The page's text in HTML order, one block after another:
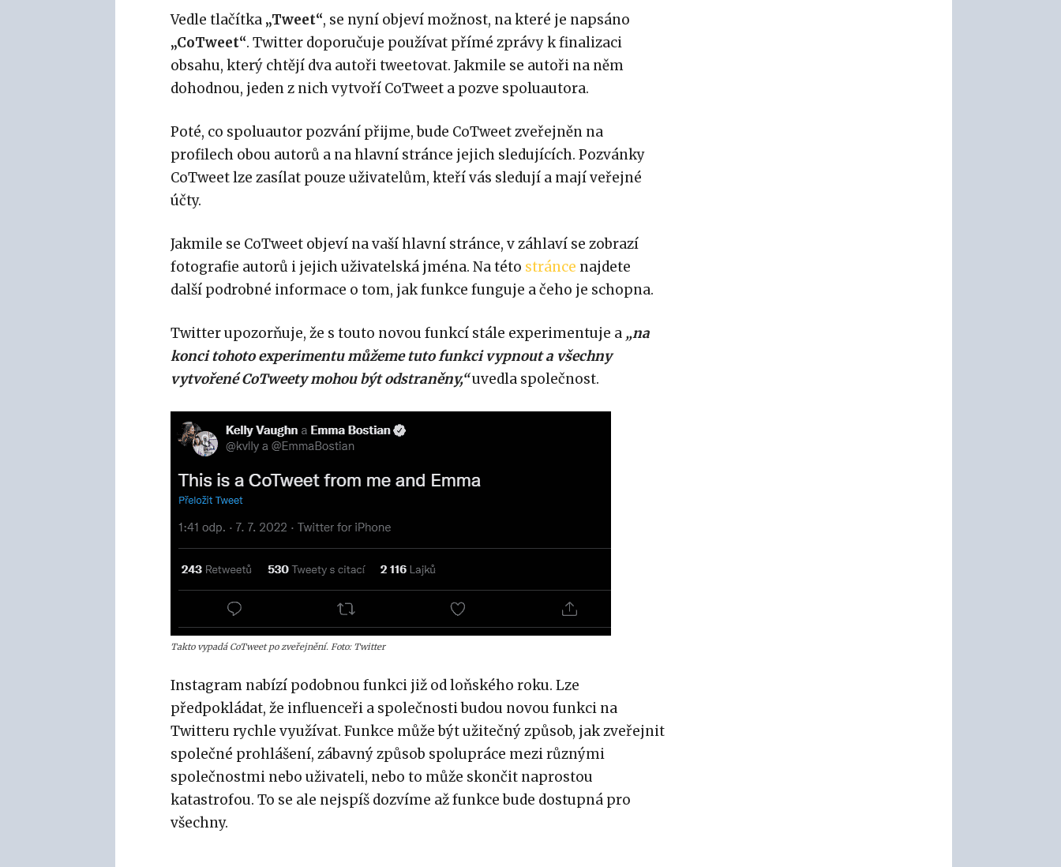
Vedle tlačítka „Tweet“, se nyní objeví možnost, na které je napsáno
„CoTweet“. Twitter doporučuje používat přímé zprávy k finalizaci
obsahu, který chtějí dva autoři tweetovat. Jakmile se autoři na něm
dohodnou, jeden z nich vytvoří CoTweet a pozve spoluautora.
Poté, co spoluautor pozvání přijme, bude CoTweet zveřejněn na
profilech obou autorů a na hlavní stránce jejich sledujících. Pozvánky
CoTweet lze zasílat pouze uživatelům, kteří vás sledují a mají veřejné
účty.
Jakmile se CoTweet objeví na vaší hlavní stránce, v záhlaví se zobrazí
fotografie autorů i jejich uživatelská jména. Na této stránce najdete
další podrobné informace o tom, jak funkce funguje a čeho je schopna.
Twitter upozorňuje, že s touto novou funkcí stále experimentuje a „na
konci tohoto experimentu můžeme tuto funkci vypnout a všechny
vytvořené CoTweety mohou být odstraněny,“uvedla společnost.
Takto vypadá CoTweet po zveřejnění. Foto: Twitter
Instagram nabízí podobnou funkci již od loňského roku. Lze
předpokládat, že influenceři a společnosti budou novou funkci na
Twitteru rychle využívat. Funkce může být užitečný způsob, jak zveřejnit
společné prohlášení, zábavný způsob spolupráce mezi různými
společnostmi nebo uživateli, nebo to může skončit naprostou
katastrofou. To se ale nejspíš dozvíme až funkce bude dostupná pro
všechny.